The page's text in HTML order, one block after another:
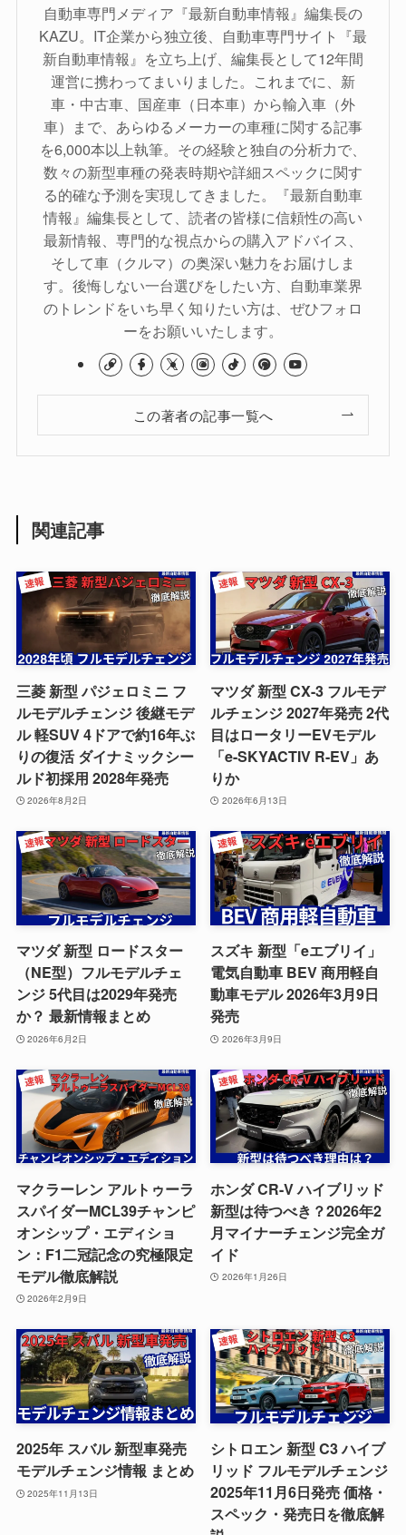
自動車専門メディア『最新自動車情報』編集長の
KAZU。IT企業から独立後、自動車専門サイト『最
新自動車情報』を立ち上げ、編集長として12年間
運営に携わってまいりました。これまでに、新
車・中古車、国産車（日本車）から輸入車（外
車）まで、あらゆるメーカーの車種に関する記事
を6,000本以上執筆。その経験と独自の分析力で、
数々の新型車種の発表時期や詳細スペックに関す
る的確な予測を実現してきました。『最新自動車
情報』編集長として、読者の皆様に信頼性の高い
最新情報、専門的な視点からの購入アドバイス、
そして車（クルマ）の奥深い魅力をお届けしま
す。後悔しない一台選びをしたい方、自動車業界
のトレンドをいち早く知りたい方は、ぜひフォロ
ーをお願いいたします。
この著者の記事一覧へ
関連記事
三菱 新型 パジェロミニ フ
ルモデルチェンジ 後継モデ
ル 軽SUV 4ドアで約16年ぶ
りの復活 ダイナミックシー
ルド初採用 2028年発売
2026年8月2日
マツダ 新型 CX-3 フルモデ
ルチェンジ 2027年発売 2代
目はロータリーEVモデル
「e-SKYACTIV R-EV」あ
りか
2026年6月13日
マツダ 新型 ロードスター
（NE型）フルモデルチェ
ンジ 5代目は2029年発売
か？ 最新情報まとめ
2026年6月2日
スズキ 新型「eエブリイ」
電気自動車 BEV 商用軽自
動車モデル 2026年3月9日
発売
2026年3月9日
マクラーレン アルトゥーラ
スパイダーMCL39チャンピ
オンシップ・エディショ
ン：F1二冠記念の究極限定
モデル徹底解説
2026年2月9日
ホンダ CR-V ハイブリッド
新型は待つべき？2026年2
月マイナーチェンジ完全ガ
イド
2026年1月26日
2025年 スバル 新型車発売
モデルチェンジ情報 まとめ
2025年11月13日
シトロエン 新型 C3 ハイブ
リッド フルモデルチェンジ
2025年11月6日発売 価格・
スペック・発売日を徹底解